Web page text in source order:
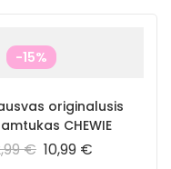
-15%
originalusis
CHEWIE
€ 10,99 €